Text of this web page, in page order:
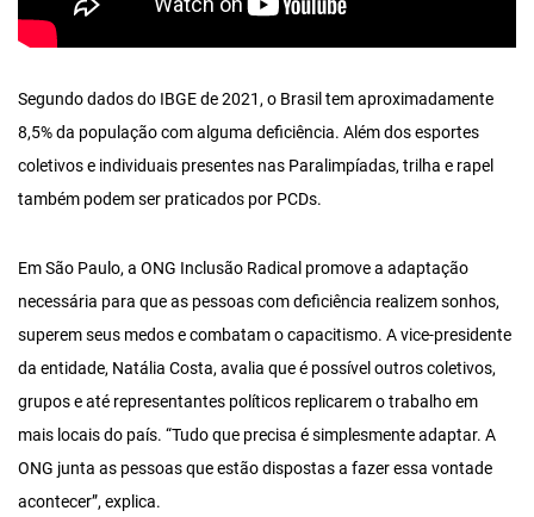
Segundo dados do IBGE de 2021, o Brasil tem aproximadamente
8,5% da população com alguma deficiência. Além dos esportes
coletivos e individuais presentes nas Paralimpíadas, trilha e rapel
também podem ser praticados por PCDs.
Em São Paulo, a ONG Inclusão Radical promove a adaptação
necessária para que as pessoas com deficiência realizem sonhos,
superem seus medos e combatam o capacitismo. A vice-presidente
da entidade, Natália Costa, avalia que é possível outros coletivos,
grupos e até representantes políticos replicarem o trabalho em
mais locais do país. “Tudo que precisa é simplesmente adaptar. A
ONG junta as pessoas que estão dispostas a fazer essa vontade
acontecer”, explica.